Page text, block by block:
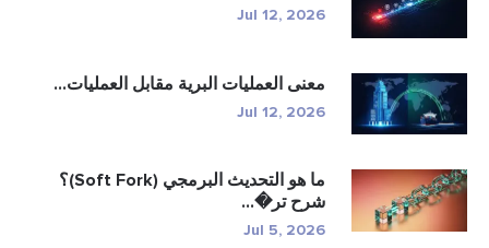
Jul 12, 2026
معنى العمليات البرية مقابل العمليات...
Jul 12, 2026
ما هو التحديث البرمجي (Soft Fork)؟
شرح تر�...
Jul 5, 2026